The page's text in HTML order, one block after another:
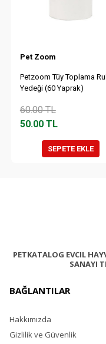
Pet Zoom
Petzoom Tüy Toplama
Yedeği (60 Yaprak)
60.00TL
50.00TL
SEPETE EKLE
PETKATALOG EVCIL
SANAYI
BAĞLANTILAR
Hakkımızda
Gizlilik ve Güvenlik